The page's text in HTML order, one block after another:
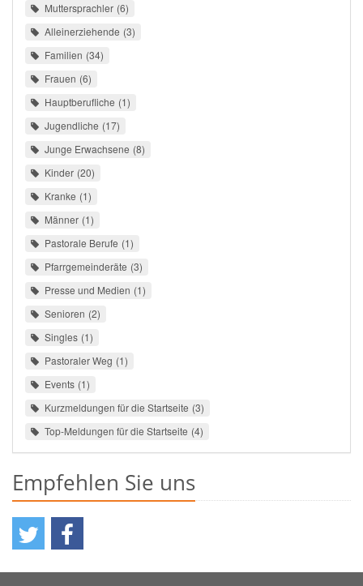
Muttersprachler 6
Alleinerziehende 3
Familien 34
Frauen 6
Hauptberufliche 1
Jugendliche 17
Junge Erwachsene 8
Kinder 20
Kranke 1
Männer 1
Pastorale Berufe 1
Pfarrgemeinderäte 3
Presse und Medien 1
Senioren 2
Singles 1
Pastoraler Weg 1
Events 1
Kurzmeldungen für die Startseite 3
Top-Meldungen für die Startseite 4
Empfehlen Sie uns